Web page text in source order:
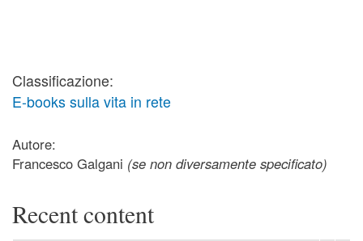
Classificazione:
E-books sulla vita in rete
Autore:
Francesco Galgani (se non diversamente specificato)
Recent content